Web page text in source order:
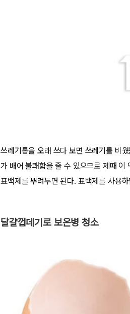
쓰레기통을 오래 쓰다 보면 쓰레기를 비
가 배어 불쾌함을 줄 수 있으므로 제때
표백제를 뿌려두면 된다. 표백제를 사용
달걀껍데기로 보온병 청소